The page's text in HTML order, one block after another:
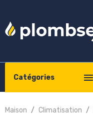
Catégories
Maison Climatisation